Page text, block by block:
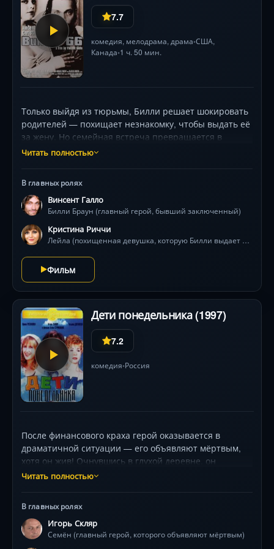
7.7
комедия, мелодрама, драма•США,
Канада•1 ч. 50 мин.
Только выйдя из тюрьмы, Билли решает шокировать
родителей — похищает незнакомку, чтобы выдать её
за жену. Но семейная встреча превращается в
абсурдный спектакль, где жертва становится
и гротескными персонажами, номинированная на
премию «Независимый дух».
Читать полностью
В главных ролях
Винсент Галло
Билли Браун (главный герой, бывший заключенный)
Кристина Риччи
Лейла (похищенная девушка, которую Билли выдает за свою жену)
Фильм
Дети понедельника (1997)
7.2
комедия•Россия
После финансового краха герой оказывается в
драматичной ситуации — его объявляют мёртвым,
хотя он жив! Очнувшись в глухой деревне, он
встречает женщину, которую когда-то любил.
суммой денег. Теперь ему предстоит решить: вернуть
прошлое или построить новую жизнь? Ирина
Розанова и Игорь Скляр создают искромётный дуэт в
Читать полностью
В главных ролях
Игорь Скляр
Семён (главный герой, которого объявляют мёртвым)